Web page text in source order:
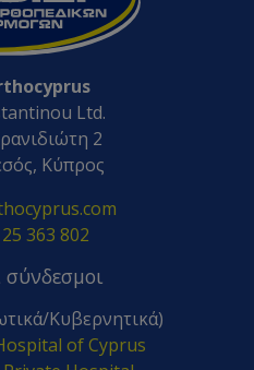
Ltd.
2
Κύπρος
363 802
σύνδεσμοι
Κυβερνητικά)
of Cyprus